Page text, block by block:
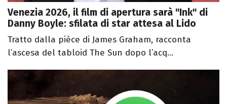
Venezia 2026, il film di apertura sarà "Ink" di
Danny Boyle: sfilata di star attesa al Lido
Tratto dalla pièce di James Graham, racconta
l’ascesa del tabloid The Sun dopo l’acq...